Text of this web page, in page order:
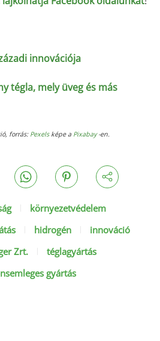
innovációja
tégla, mely üveg és más
forrás: Pexelsképe a Pixabay-en.
környezetvédelem
hidrogén
innováció
Zrt.
téglagyártás
gyártás